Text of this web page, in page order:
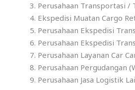
Marketing & Tarif
Operasional
Perusahaan Transportasi /
Ekspedisi Muatan Cargo
Perusahaan Ekspedisi
Perusahaan Ekspedisi
Perusahaan Layanan Car
Perusahaan Pergudangan
Perusahaan Jasa Logistik
Terms & Conditions
Privacy
T
w
i
t
t
e
r
F
a
c
e
b
o
o
Y
o
u
t
u
b
e